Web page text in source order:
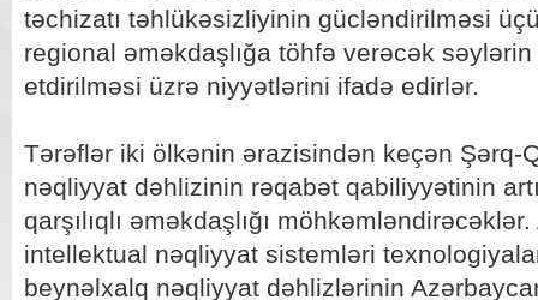
təchizatı təhlükəsizliyinin gücləndirilməsi
regional əməkdaşlığa töhfə verəcək səylərin
etdirilməsi üzrə niyyətlərini ifadə edirlər.
Tərəflər iki ölkənin ərazisindən keçən Şərq-
nəqliyyat dəhlizinin rəqabət qabiliyyətinin
qarşılıqlı əməkdaşlığı
intellektual nəqliyyat sistemləri
beynəlxalq nəqliyyat dəhlizlərinin